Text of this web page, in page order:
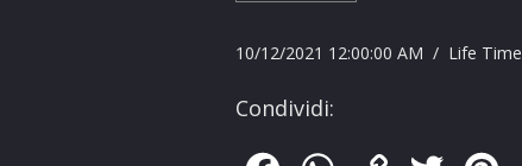
10/12/2021 12:00:00 AM / Life Time
Condividi: